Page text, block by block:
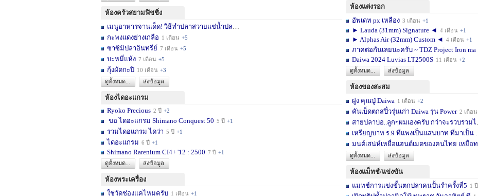
ห้องครัวสยามฟิชชิ่ง
เมนูอาหารจานเด็ด! วิธีทำปลาสวายแช่น้ำปลา
กะพงแดงย่างเกลือ 1 เดือน +5
ซาซิมิปลาอินทรีย์ 7 เดือน +5
บะหมี่แห้ง 7 เดือน +5
กุ้งผัดกะปิ 10 เดือน +3
ดูทั้งหมด...
ส่งข้อมูล
ห้องไดอะแกรม
Ryoko Precious 2 ปี +2
ขอ ไดอะแกรม Shimano Conquest 50 5 ปี +1
รวมไดอแกรม ไดว่า 5 ปี +1
ไดอะแกรม 6 ปี +1
Shimano Rarenium CI4+ '12 : 2500 7 ปี +1
ดูทั้งหมด...
ส่งข้อมูล
ห้องพระเครื่อง
ใช่วัดช่องแคไหมครับ 1 เดือน +1
ห้องแต่งรอก
อัพเดท px เหลือง 3 เดือน +1
► Lauda (31mm) Signature ◄ 4 เดือน +1
► Alphas Air (32mm) Custom ◄ 4 เดือน +1
ภาคต่อกันเลยนะครับ ~ TDZ Project Iron ma
Daiwa 2024 Luvias LT2500S 11 เดือน +2
ดูทั้งหมด...
ส่งข้อมูล
ห้องของสะสม
ฝูง คุณปู่ Daiwa 1 เดือน +2
คันเบ็ดตกสปิ๋วรุ่นเก่า Daiwa รุ่น Power 2 เดือน
สายปลาบ่อ..ลูกๆผมเองครับ กว่าจะรวบรวมได้
เหรียญบาท ร.9 ที่แพงเป็นแสนบาท ที่มาเป็น
มนต์เสน่ห์เหยื่อแฮนด์เมดของคนไทย เหยื่อท
ดูทั้งหมด...
ส่งข้อมูล
ห้องแม็ทช์/แข่งขัน
แมทช์การแข่งขั้นตกปลาคนปั้นรำครั้งที่5 1 ปี